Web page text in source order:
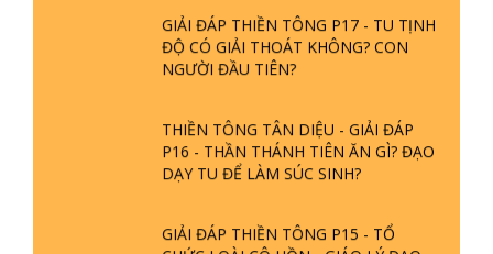
GIẢI ĐÁP THIỀN TÔNG P17 - TU TỊNH
ĐỘ CÓ GIẢI THOÁT KHÔNG? CON
NGƯỜI ĐẦU TIÊN?
THIỀN TÔNG TÂN DIỆU - GIẢI ĐÁP
P16 - THẦN THÁNH TIÊN ĂN GÌ? ĐẠO
DẠY TU ĐỂ LÀM SÚC SINH?
GIẢI ĐÁP THIỀN TÔNG P15 - TỔ
CHỨC LOÀI CÔ HỒN - GIÁO LÝ ĐẠO